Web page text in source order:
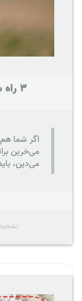
3 راه ساده برای تشخیص زعفران اصل
اگر شما
می‌خرین
می‌دین،